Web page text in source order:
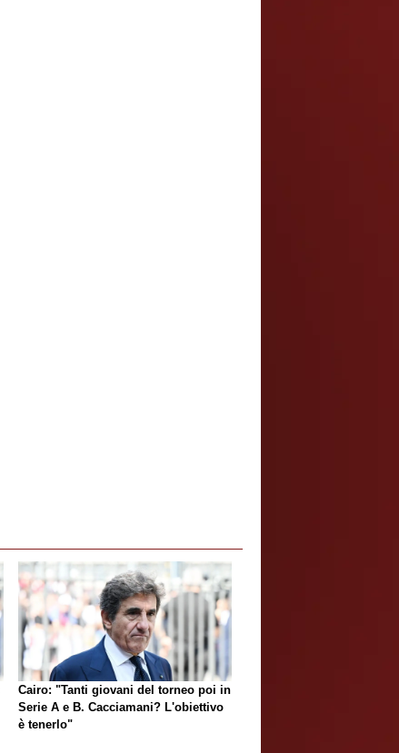
Cairo: "Tanti giovani del torneo poi in
Serie A e B. Cacciamani? L'obiettivo
è tenerlo"